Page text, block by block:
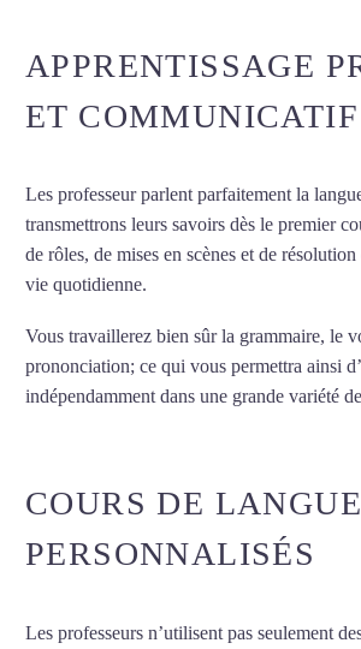
APPRENTISSAGE
ET COMMUNICATIF
Les professeur parlent parfaitement la
transmettrons leurs savoirs dès le premier
de rôles, de mises en scènes et de
vie quotidienne.
Vous travaillerez bien sûr la grammaire, le
prononciation; ce qui vous permettra ainsi
indépendamment dans une grande variété
COURS DE LANGUE
PERSONNALISÉS
Les professeurs n’utilisent pas seulement